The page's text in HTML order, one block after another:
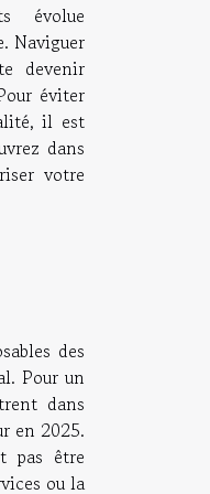
évolue
Naviguer
devenir
éviter
il est
dans
votre
des
Pour un
dans
en 2025.
pas être
ou la